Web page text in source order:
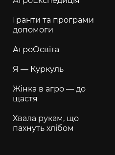
Гранти та програми
допомоги
АгроОсвіта
Я — Куркуль
Жінка в агро — до
щастя
Хвала рукам, що
пахнуть хлібом